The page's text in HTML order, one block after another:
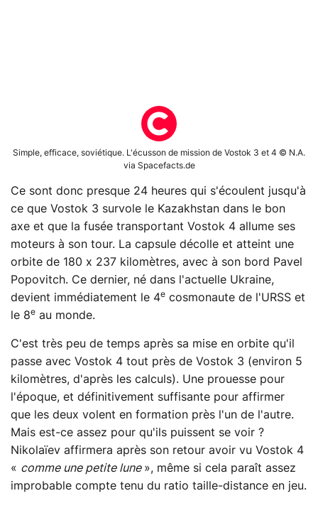
Simple, efficace, soviétique. L'écusson de mission de Vostok 3 et 4 © N.A.
via Spacefacts.de
Ce sont donc presque 24 heures qui s'écoulent jusqu'à
ce que Vostok 3 survole le Kazakhstan dans le bon
axe et que la fusée transportant Vostok 4 allume ses
moteurs à son tour. La capsule décolle et atteint une
orbite de 180 x 237 kilomètres, avec à son bord Pavel
Popovitch. Ce dernier, né dans l'actuelle Ukraine,
devient immédiatement le 4e cosmonaute de l'URSS et
le 8e au monde.
C'est très peu de temps après sa mise en orbite qu'il
passe avec Vostok 4 tout près de Vostok 3 (environ 5
kilomètres, d'après les calculs). Une prouesse pour
l'époque, et définitivement suffisante pour affirmer
que les deux volent en formation près l'un de l'autre.
Mais est-ce assez pour qu'ils puissent se voir ?
Nikolaïev affirmera après son retour avoir vu Vostok 4
« comme une petite lune », même si cela paraît assez
improbable compte tenu du ratio taille-distance en jeu.